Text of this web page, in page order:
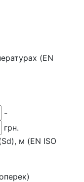
(EN
-
грн.
м (EN ISO